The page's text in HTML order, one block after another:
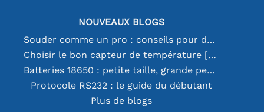
NOUVEAUX BLOGS
Souder comme un pro : conseils pour des connexions électroniques parfaites
Choisir le bon capteur de température [youtube]
Batteries 18650 : petite taille, grande performance
Protocole RS232 : le guide du débutant
Plus de blogs